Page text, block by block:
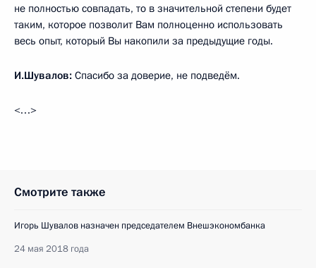
не полностью совпадать, то в значительной степени будет
таким, которое позволит Вам полноценно использовать
весь опыт, который Вы накопили за предыдущие годы.
И.Шувалов: Спасибо за доверие, не подведём.
<…>
Смотрите также
Игорь Шувалов назначен председателем Внешэкономбанка
24 мая 2018 года